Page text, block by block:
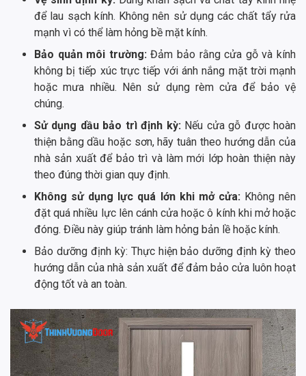
để lau sạch kính. Không nên sử dụng các chất tẩy rửa
mạnh vì có thể làm hỏng bề mặt kính.
Bảo quản môi trường:Đảm bảo rằng cửa gỗ và kính
không bị tiếp xúc trực tiếp với ánh nắng mặt trời mạnh
hoặc mưa nhiều. Nên sử dụng rèm cửa để bảo vệ
chúng.
Sử dụng dầu bảo trì định kỳ: Nếu cửa gỗ được hoàn
thiện bằng dầu hoặc sơn, hãy tuân theo hướng dẫn của
nhà sản xuất để bảo trì và làm mới lớp hoàn thiện này
theo đúng thời gian quy định.
Không sử dụng lực quá lớn khi mở cửa: Không nên
đặt quá nhiều lực lên cánh cửa hoặc ô kính khi mở hoặc
đóng. Điều này giúp tránh làm hỏng bản lề hoặc kính.
Bảo dưỡng định kỳ: Thực hiện bảo dưỡng định kỳ theo
hướng dẫn của nhà sản xuất để đảm bảo cửa luôn hoạt
động tốt và an toàn.